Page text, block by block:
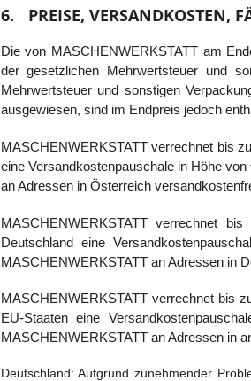
6. PREISE, VERSANDKOSTEN,
Die von MASCHENWERKSTATT am
der gesetzlichen Mehrwertsteuer und
Mehrwertsteuer und sonstigen
ausgewiesen, sind im Endpreis jedoch
MASCHENWERKSTATT verrechnet bis
eine Versandkostenpauschale in Höhe
an Adressen in Österreich
MASCHENWERKSTATT verrechnet
Deutschland eine
MASCHENWERKSTATT an Adressen in
MASCHENWERKSTATT verrechnet bis
EU-Staaten eine
MASCHENWERKSTATT an Adressen in
Deutschland: Aufgrund zunehmender